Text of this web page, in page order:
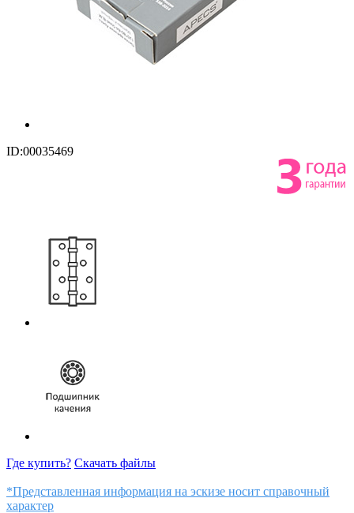
ID:00035469
Где купить? Скачать файлы
*Представленная информация на эскизе носит справочный
характер